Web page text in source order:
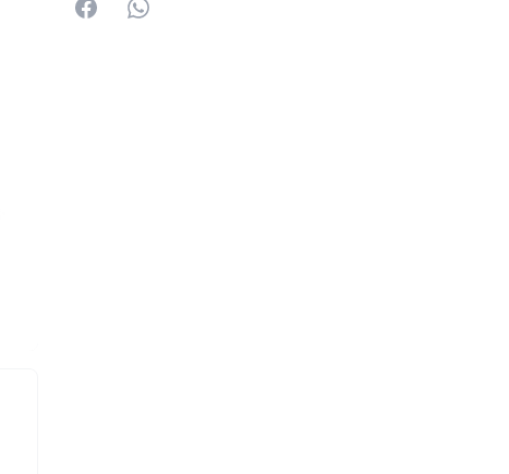
Compartilhar no Whatsapp